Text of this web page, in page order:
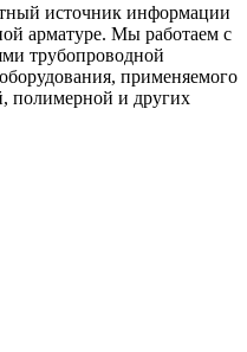
источник информации
арматуре. Мы работаем с
трубопроводной
применяемого
полимерной и других